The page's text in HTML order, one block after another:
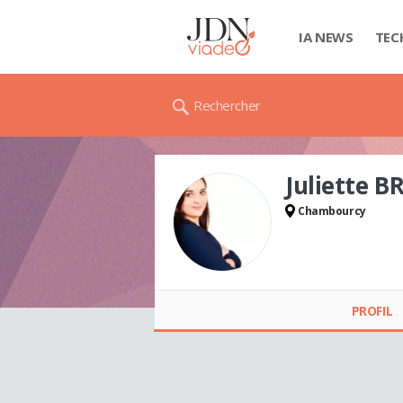
IA NEWS
Rechercher
Juliette
Chambourcy
PROFIL